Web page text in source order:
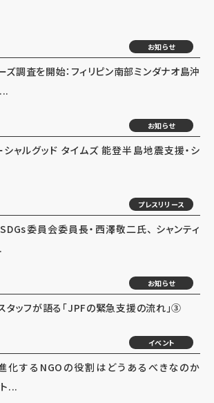
お知らせ
調査を開始：フィリピン南部ミンダナオ島沖
お知らせ
ャルグッド タイムズ 能登半島地震支援・シ
プレスリリース
委員会委員長・西澤敬二氏、 シャンティ
お知らせ
タッフが語る「JPFの緊急支援の流れ」③
イベント
化するNGOの役割はどうあるべきなのか
...